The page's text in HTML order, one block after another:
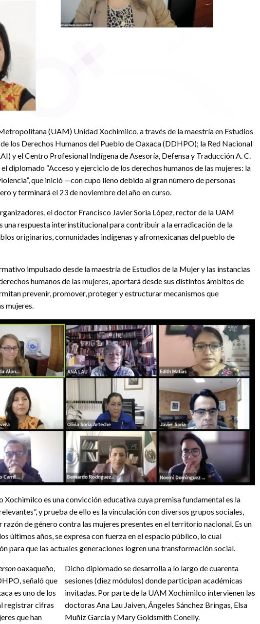
(UAM) Unidad Xochimilco, a través de la maestría en Estudios
los Derechos Humanos del Pueblo de Oaxaca (DDHPO); la Red Nacional
y el Centro Profesional Indígena de Asesoría, Defensa y Traducción A. C.
diplomado “Acceso y ejercicio de los derechos humanos de las mujeres: la
que inició —con cupo lleno debido al gran número de personas
y terminará el 23 de noviembre del año en curso.
el doctor Francisco Javier Soria López, rector de la UAM
una respuesta interinstitucional para contribuir a la erradicación de la
originarios, comunidades indígenas y afromexicanas del pueblo de
impulsado desde la maestría de Estudios de la Mujer y las instancias
humanos de las mujeres, aportará desde sus distintos ámbitos de
prevenir, promover, proteger y estructurar mecanismos que
mujeres.
Xochimilco es una convicción educativa cuya premisa fundamental es la
y prueba de ello es la vinculación con diversos grupos sociales,
de género contra las mujeres presentes en el territorio nacional. Es un
últimos años, se expresa con fuerza en el espacio público, lo cual
para que las actuales generaciones logren una transformación social.
oaxaqueño,
señaló que
es uno de los
registrar cifras
que han
Dicho diplomado se desarrolla a lo largo de cuarenta
sesiones (diez módulos) donde participan académicas
invitadas. Por parte de la UAM Xochimilco intervienen las
doctoras Ana Lau Jaiven, Ángeles Sánchez Bringas, Elsa
Muñiz García y Mary Goldsmith Conelly.